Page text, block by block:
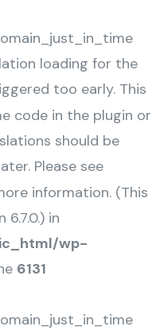
loading for the
too early. This
code in the plugin or
should be
Please see
information. (This
in
wp-
6131